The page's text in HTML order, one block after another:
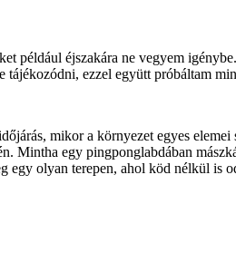
például éjszakára ne vegyem
tájékozódni, ezzel együtt próbáltam
mikor a környezet egyes
Mintha egy pingponglabdában
egy olyan terepen, ahol köd nélkül is